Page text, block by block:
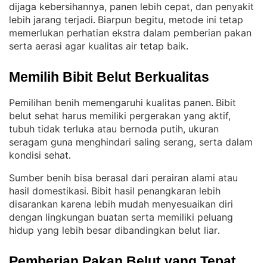
dijaga kebersihannya, panen lebih cepat, dan penyakit
lebih jarang terjadi. Biarpun begitu, metode ini tetap
memerlukan perhatian ekstra dalam pemberian pakan
serta aerasi agar kualitas air tetap baik.
Memilih Bibit Belut Berkualitas
Pemilihan benih memengaruhi kualitas panen. Bibit
belut sehat harus memiliki pergerakan yang aktif,
tubuh tidak terluka atau bernoda putih, ukuran
seragam guna menghindari saling serang, serta dalam
kondisi sehat.
Sumber benih bisa berasal dari perairan alami atau
hasil domestikasi. Bibit hasil penangkaran lebih
disarankan karena lebih mudah menyesuaikan diri
dengan lingkungan buatan serta memiliki peluang
hidup yang lebih besar dibandingkan belut liar.